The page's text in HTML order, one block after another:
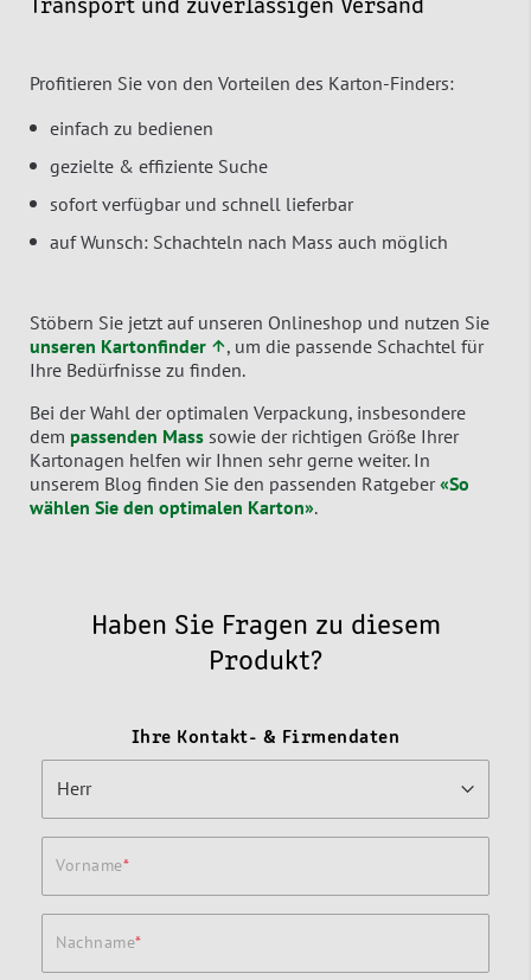
Transport und zuverlässigen Versand
Profitieren Sie von den Vorteilen des Karton-Finders:
einfach zu bedienen
gezielte & effiziente Suche
sofort verfügbar und schnell lieferbar
auf Wunsch: Schachteln nach Mass auch möglich
Stöbern Sie jetzt auf unseren Onlineshop und nutzen Sie
unseren Kartonfinder ↑, um die passende Schachtel für
Ihre Bedürfnisse zu finden.
Bei der Wahl der optimalen Verpackung, insbesondere
dem passenden Mass sowie der richtigen Größe Ihrer
Kartonagen helfen wir Ihnen sehr gerne weiter. In
unserem Blog finden Sie den passenden Ratgeber«So
wählen Sie den optimalen Karton».
Haben Sie Fragen zu diesem
Produkt?
Ihre Kontakt- & Firmendaten
Vorname
Nachname